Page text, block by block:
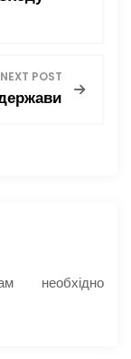
NEXT POST
необхідно